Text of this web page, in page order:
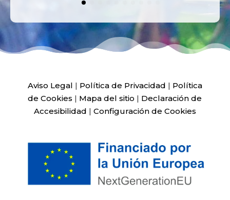
Aviso Legal | Política de Privacidad | Política
de Cookies | Mapa del sitio | Declaración de
Accesibilidad | Configuración de Cookies